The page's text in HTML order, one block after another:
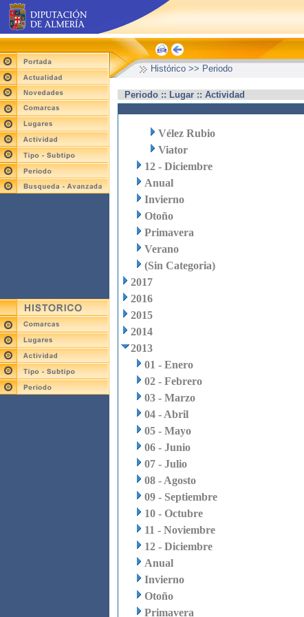
Histórico >> Periodo
Periodo :: Lugar :: Actividad
Vélez Rubio
Viator
12 - Diciembre
Anual
Invierno
Otoño
Primavera
Verano
(Sin Categoria)
2017
2016
2015
2014
2013
01 - Enero
02 - Febrero
03 - Marzo
04 - Abril
05 - Mayo
06 - Junio
07 - Julio
08 - Agosto
09 - Septiembre
10 - Octubre
11 - Noviembre
12 - Diciembre
Anual
Invierno
Otoño
Primavera